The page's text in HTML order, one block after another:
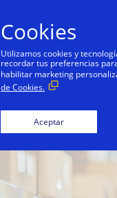
Cookies
Utilizamos cookies y
recordar tus preferencias
habilitar marketing
de Cookies.
Aceptar